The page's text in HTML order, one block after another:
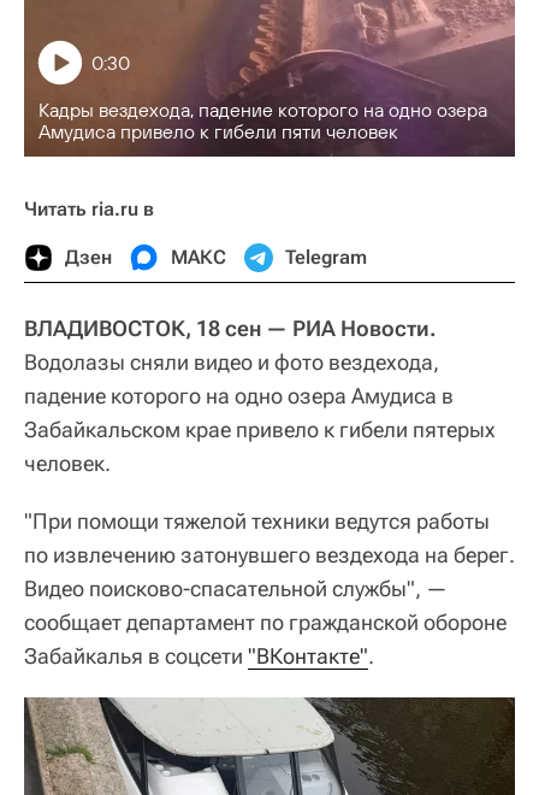
Кадры вездехода, падение которого на одно озера
Амудиса привело к гибели пяти человек
0:30
Читать ria.ru в
Дзен МАКС Telegram
ВЛАДИВОСТОК, 18 сен — РИА Новости.
Водолазы сняли видео и фото вездехода,
падение которого на одно озера Амудиса в
Забайкальском крае привело к гибели пятерых
человек.
"При помощи тяжелой техники ведутся работы
по извлечению затонувшего вездехода на берег.
Видео поисково-спасательной службы", —
сообщает департамент по гражданской обороне
Забайкалья в соцсети "ВКонтакте".